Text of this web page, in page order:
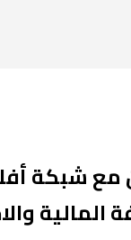
شبكة